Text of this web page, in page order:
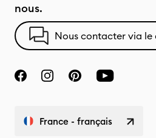
nous.
Nous contacter via le
France - français